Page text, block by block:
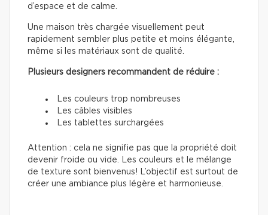
d’espace et de calme.
Une maison très chargée visuellement peut
rapidement sembler plus petite et moins élégante,
même si les matériaux sont de qualité.
Plusieurs designers recommandent de réduire :
Les couleurs trop nombreuses
Les câbles visibles
Les tablettes surchargées
Attention : cela ne signifie pas que la propriété doit
devenir froide ou vide. Les couleurs et le mélange
de texture sont bienvenus! L’objectif est surtout de
créer une ambiance plus légère et harmonieuse.